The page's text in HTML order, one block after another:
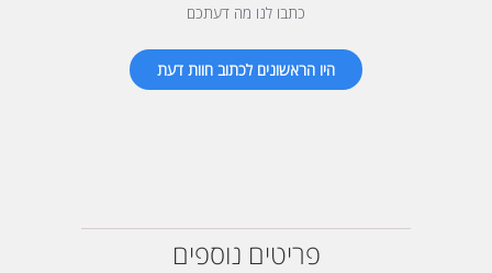
כתבו לנו מה דעתכם
היו הראשונים לכתוב חוות דעת
פריטים נוספים